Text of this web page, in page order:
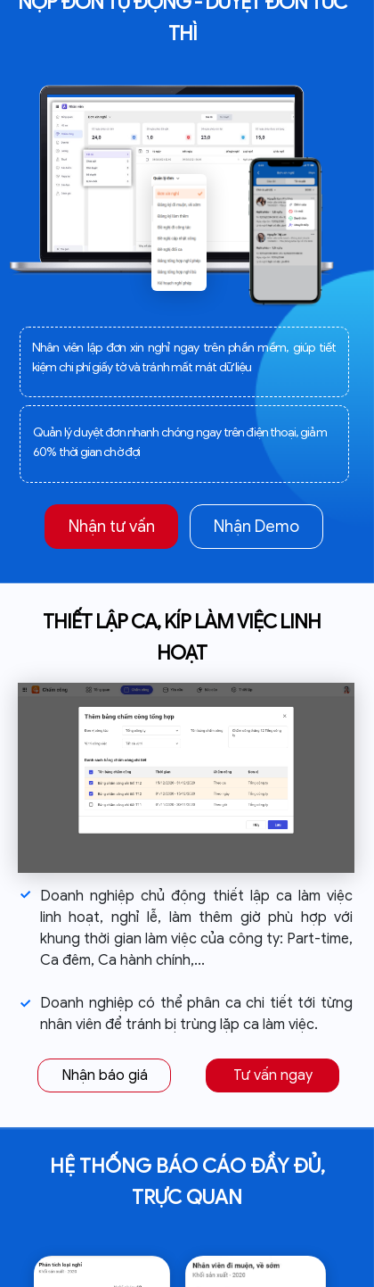
THÌ
Nhận tư vấn Nhận Demo
Quản lý duyệt đơn nhanh chóng ngay trên điện thoại, giảm
60% thời gian chờ đợi
Nhân viên lập đơn xin nghỉ ngay trên phần mềm, giúp tiết
kiệm chi phí giấy tờ và tránh mất mát dữ liệu
THIẾT LẬP CA, KÍP LÀM VIỆC LINH
HOẠT
Doanh nghiệp chủ động thiết lập ca làm việc
linh hoạt, nghỉ lễ, làm thêm giờ phù hợp với
khung thời gian làm việc của công ty: Part-time,
Ca đêm, Ca hành chính,...
Doanh nghiệp có thể phân ca chi tiết tới từng
nhân viên để tránh bị trùng lặp ca làm việc.
Tư vấn ngay
Nhận báo giá
HỆ THỐNG BÁO CÁO ĐẦY ĐỦ,
TRỰC QUAN